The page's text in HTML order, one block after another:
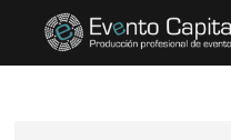
contenido